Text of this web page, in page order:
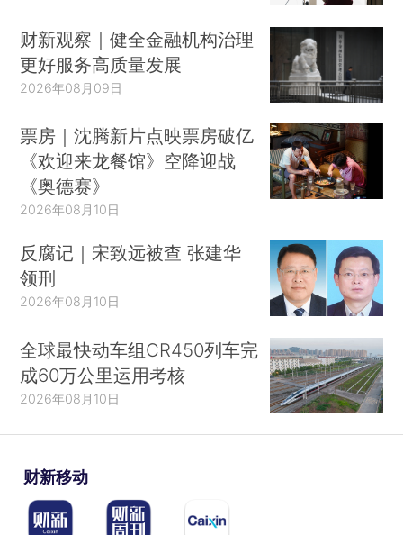
财新观察｜健全金融机构治理
更好服务高质量发展
2026年08月09日
票房｜沈腾新片点映票房破亿
《欢迎来龙餐馆》空降迎战
《奥德赛》
2026年08月10日
反腐记｜宋致远被查 张建华
领刑
2026年08月10日
全球最快动车组CR450列车完
成60万公里运用考核
2026年08月10日
财新移动